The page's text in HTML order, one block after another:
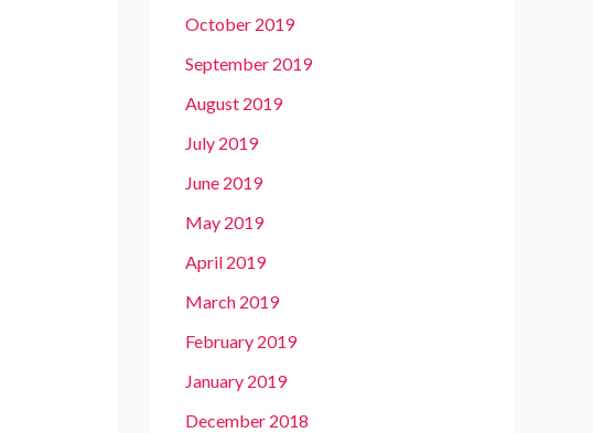
October 2019
September 2019
August 2019
July 2019
June 2019
May 2019
April 2019
March 2019
February 2019
January 2019
December 2018